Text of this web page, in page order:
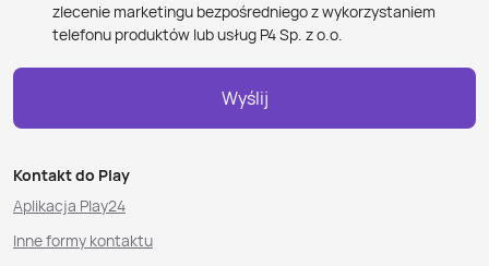
zlecenie marketingu bezpośredniego z wykorzystaniem
telefonu produktów lub usług P4 Sp. z o.o.
Wyślij
Kontakt do Play
Aplikacja Play24
Inne formy kontaktu